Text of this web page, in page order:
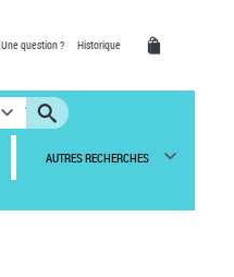
Une question ? Historique
AUTRES RECHERCHES